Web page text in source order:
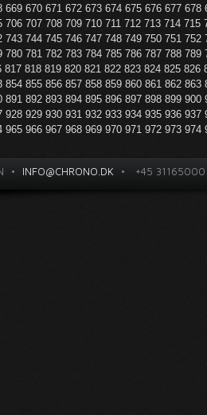
669 670 671 672 673 674 675 676 677 678
706 707 708 709 710 711 712 713 714 715
743 744 745 746 747 748 749 750 751 752
780 781 782 783 784 785 786 787 788 789
817 818 819 820 821 822 823 824 825 826
854 855 856 857 858 859 860 861 862 863
891 892 893 894 895 896 897 898 899 900
928 929 930 931 932 933 934 935 936 937
965 966 967 968 969 970 971 972 973 974
• INFO@CHRONO.DK • +45 31165000